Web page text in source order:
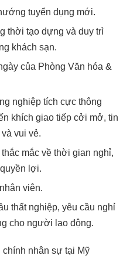
tuyển dụng mới.
thời tạo dựng và duy trì
khách sạn.
của Phòng Văn hóa &
nghiệp tích cực thông
khích giao tiếp cởi mở, tin
vui vẻ.
mắc về thời gian nghỉ,
lợi.
viên.
thất nghiệp, yêu cầu nghỉ
cho người lao động.